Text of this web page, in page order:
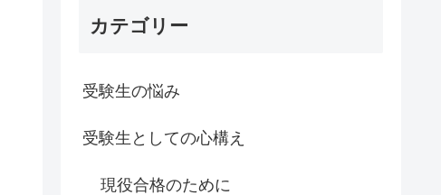
カテゴリー
受験生の悩み
受験生としての心構え
現役合格のために